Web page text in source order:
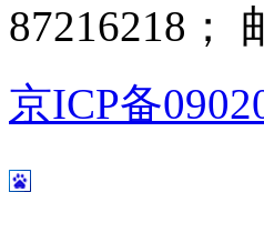
87216218；
京ICP备